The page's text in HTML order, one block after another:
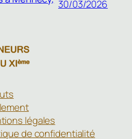
30/03/2026
légales
de confidentialité